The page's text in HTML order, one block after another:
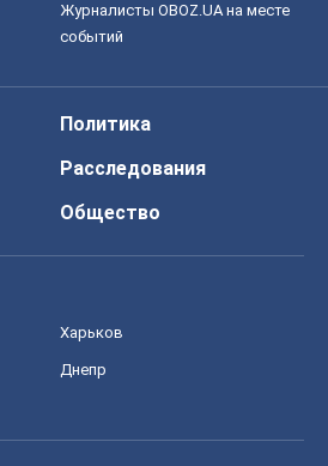
Журналисты OBOZ.UA на месте
событий
Политика
Расследования
Общество
Харьков
Днепр